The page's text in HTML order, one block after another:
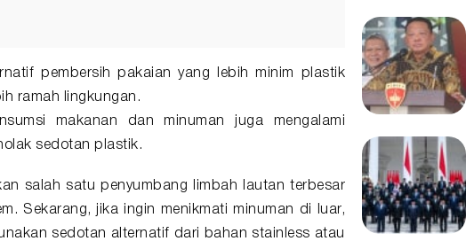
pembersih pakaian yang lebih minim plastik
ramah lingkungan.
makanan dan minuman juga mengalami
sedotan plastik.
salah satu penyumbang limbah lautan terbesar
Sekarang, jika ingin menikmati minuman di luar,
sedotan alternatif dari bahan stainless atau